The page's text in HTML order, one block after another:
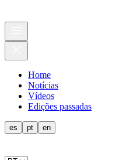
Home
Notícias
Vídeos
Edições passadas
es pt en